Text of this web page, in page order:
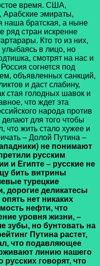
время. США,
Арабские эмираты,
наша братская, а ныне
ряд стран искренне
Кто то из них,
улыбаясь в лицо, но
смотрят на нас и
согнется под
объявленных санкций,
и даст слабину,
стая голодных шавок и
что ждет эта
народа против
для того чтобы
что жить стало хужее и
– Долой Путина –
не понимают
русским
и Египте – русские не
бить витрины
турецкие
дорогие деликатесы
нет никаких
нефти, что
уровня жизни, –
зубы, но бунтовать на
Путина растет,
что подавляющее
линию нашего
говорят, что